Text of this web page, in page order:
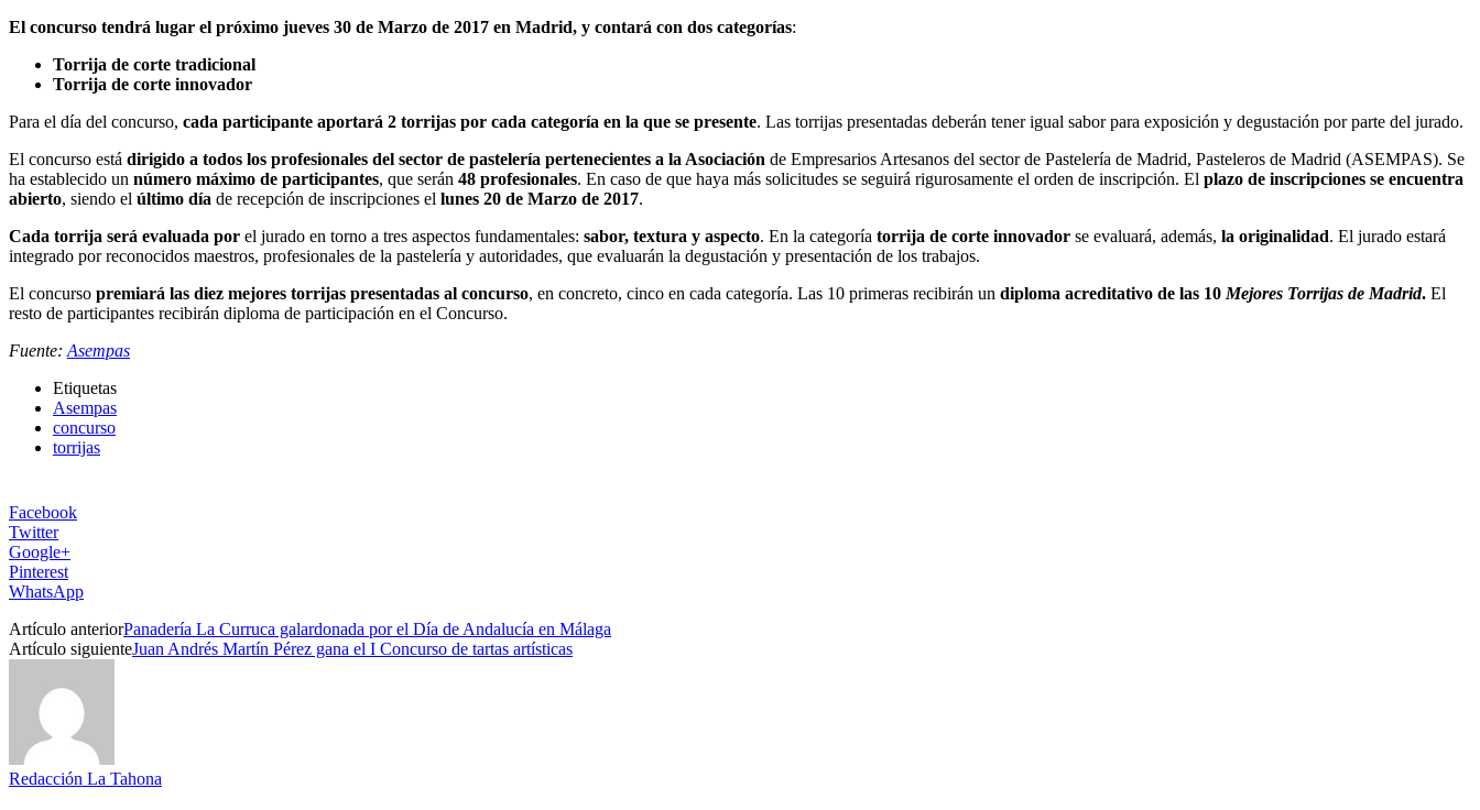
El concurso tendrá lugar el próximo jueves 30 de Marzo de 2017 en Madrid, y contará con dos categorías:
Torrija de corte tradicional
Torrija de corte innovador
Para el día del concurso, cada participante aportará 2 torrijas por cada categoría en la que se presente. Las torrijas presentadas deberán tener igual sabor para exposición y degustación por parte del jurado.
El concurso está dirigido a todos los profesionales del sector de pastelería pertenecientes a la Asociación de Empresarios Artesanos del sector de Pastelería de Madrid, Pasteleros de Madrid (ASEMPAS). Se
ha establecido un número máximo de participantes, que serán 48 profesionales. En caso de que haya más solicitudes se seguirá rigurosamente el orden de inscripción. El plazo de inscripciones se encuentra
abierto, siendo el último día de recepción de inscripciones el lunes 20 de Marzo de 2017.
Cada torrija será evaluada por el jurado en torno a tres aspectos fundamentales: sabor, textura y aspecto. En la categoría torrija de corte innovador se evaluará, además, la originalidad. El jurado estará
integrado por reconocidos maestros, profesionales de la pastelería y autoridades, que evaluarán la degustación y presentación de los trabajos.
El concurso premiará las diez mejores torrijas presentadas al concurso, en concreto, cinco en cada categoría. Las 10 primeras recibirán un diploma acreditativo de las 10 Mejores Torrijas de Madrid. El
resto de participantes recibirán diploma de participación en el Concurso.
Fuente: Asempas
Etiquetas
Asempas
concurso
torrijas
Facebook
Twitter
Google+
Pinterest
WhatsApp
Artículo anteriorPanadería La Curruca galardonada por el Día de Andalucía en Málaga
Artículo siguienteJuan Andrés Martín Pérez gana el I Concurso de tartas artísticas
Redacción La Tahona